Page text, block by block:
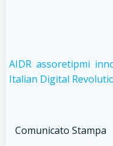
AIDR assoretipmi
Italian Digital
Comunicato Stampa